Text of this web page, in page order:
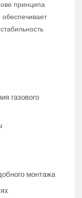
принципа
газового
монтажа